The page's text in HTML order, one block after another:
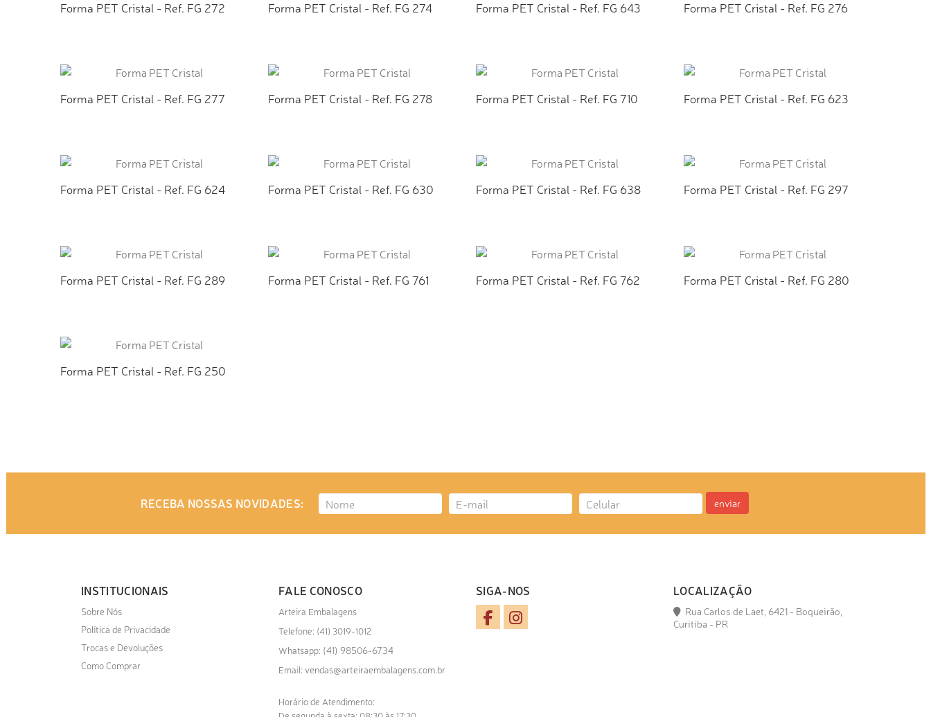
Forma PET Cristal - Ref. FG 272 Forma PET Cristal - Ref. FG 274 Forma PET Cristal - Ref. FG 643 Forma PET Cristal - Ref. FG 276
Forma PET Cristal - Ref. FG 277 Forma PET Cristal - Ref. FG 278 Forma PET Cristal - Ref. FG 710 Forma PET Cristal - Ref. FG 623
Forma PET Cristal - Ref. FG 624 Forma PET Cristal - Ref. FG 630 Forma PET Cristal - Ref. FG 638 Forma PET Cristal - Ref. FG 297
Forma PET Cristal - Ref. FG 289 Forma PET Cristal - Ref. FG 761 Forma PET Cristal - Ref. FG 762 Forma PET Cristal - Ref. FG 280
Forma PET Cristal - Ref. FG 250
RECEBA NOSSAS NOVIDADES: enviar
INSTITUCIONAIS
Sobre Nós
Política de Privacidade
Trocas e Devoluções
Como Comprar
FALE CONOSCO
Arteira Embalagens
Telefone: (41) 3019-1012
Whatsapp: (41) 98506-6734
Email: vendas@arteiraembalagens.com.br
Horário de Atendimento:
SIGA-NOS LOCALIZAÇÃO
Rua Carlos de Laet, 6421 - Boqueirão,
Curitiba - PR